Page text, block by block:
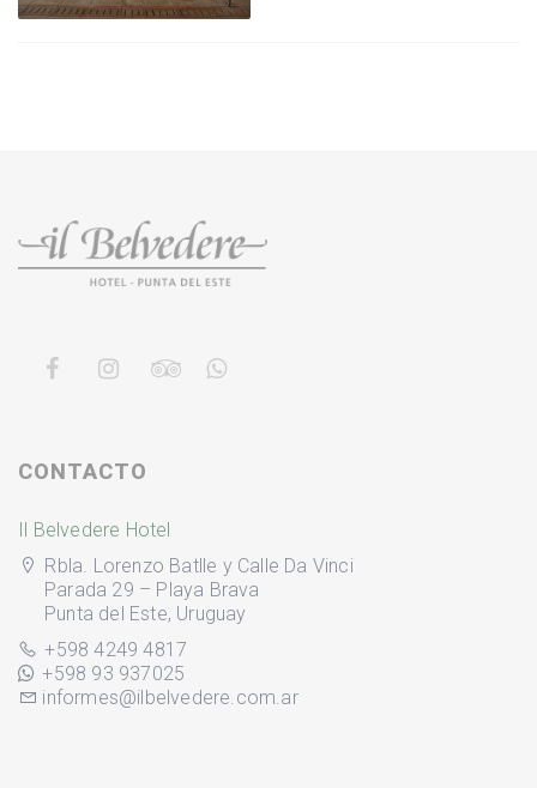
CONTACTO
Il Belvedere Hotel
Rbla. Lorenzo Batlle y Calle Da Vinci
Parada 29 – Playa Brava
Punta del Este, Uruguay
+598 4249 4817
+598 93 937025
informes@ilbelvedere.com.ar